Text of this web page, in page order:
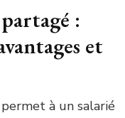
:
et
à un salarié